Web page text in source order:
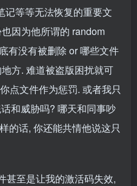
记等等无法恢复的重要文
因为他所谓的 random
有没有被删除 or 哪些文件
方. 难道被盗版困扰就可
点文件作为惩罚. 或者我只
和威胁吗? 哪天和同事吵
的话, 你还能共情他说这只
甚至是让我的激活码失效,